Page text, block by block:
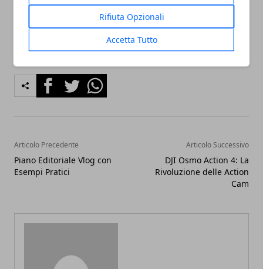
Rifiuta Opzionali
Accetta Tutto
concetto di perfezione
FacebookTwitterWhatsapp
Articolo Precedente
Piano Editoriale Vlog con
Esempi Pratici
Articolo Successivo
DJI Osmo Action 4: La
Rivoluzione delle Action
Cam